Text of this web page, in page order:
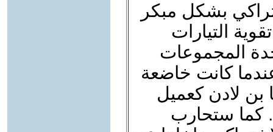
بشكل مبكر
التيارات
المجموعات
كانت خاضعة
بن لادن كعميل
كما ستحارب